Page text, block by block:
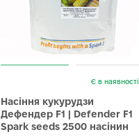
Є в наявності
Насіння кукурудзи
Дефендер F1 | Defender F1
Spark seeds 2500 насінин